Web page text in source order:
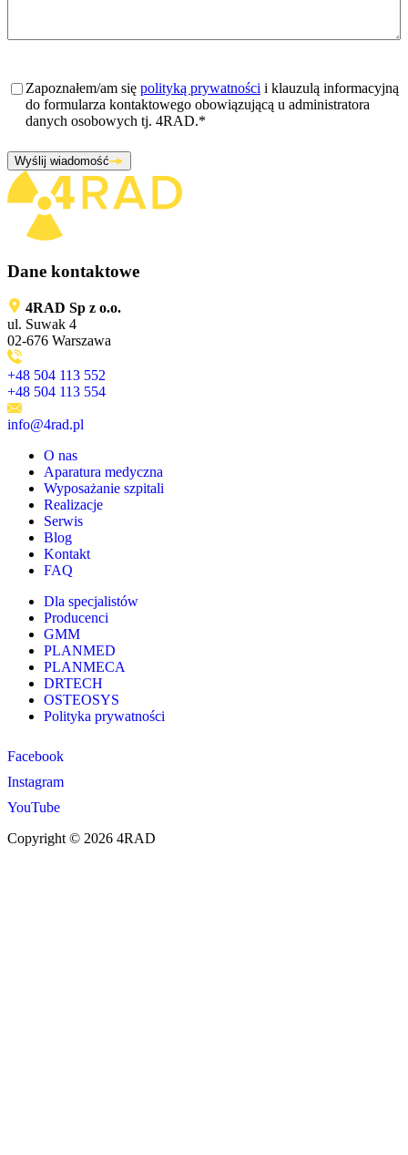
Zgoda*
Zapoznałem/am się polityką prywatności i klauzulą informacyjną
do formularza kontaktowego obowiązującą u administratora
danych osobowych tj. 4RAD.*
Wyślij wiadomość
Dane kontaktowe
4RAD Sp z o.o.
ul. Suwak 4
02-676 Warszawa
+48 504 113 552
+48 504 113 554
info@4rad.pl
O nas
Aparatura medyczna
Wyposażanie szpitali
Realizacje
Serwis
Blog
Kontakt
FAQ
Dla specjalistów
Producenci
GMM
PLANMED
PLANMECA
DRTECH
OSTEOSYS
Polityka prywatności
Facebook
Instagram
YouTube
Copyright © 2026 4RAD